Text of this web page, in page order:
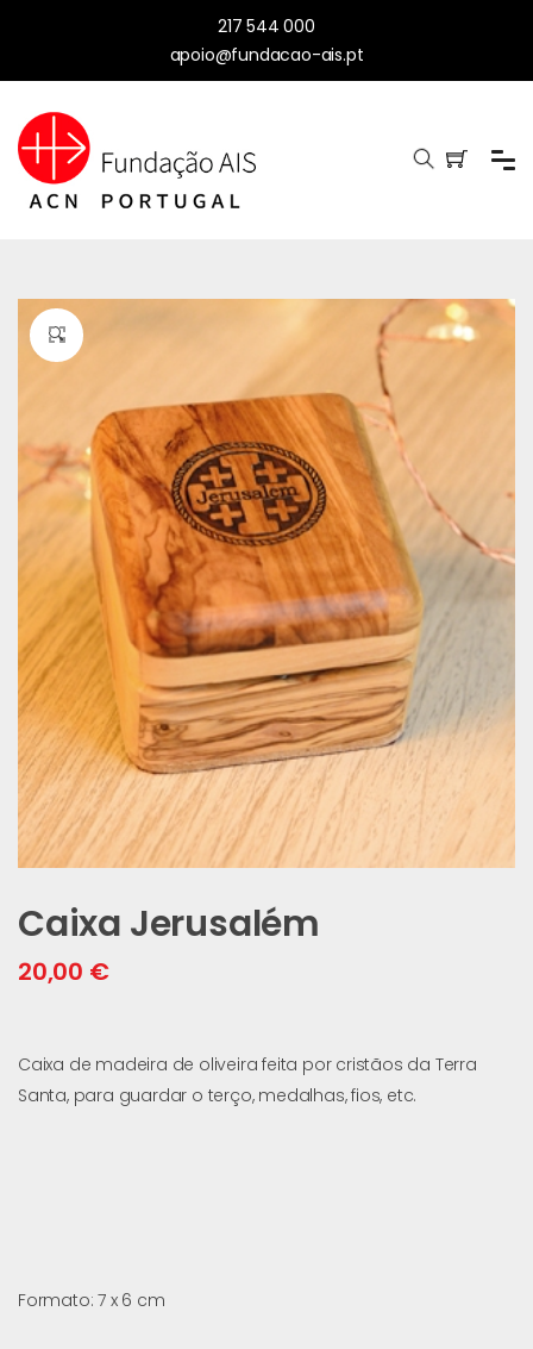
217 544 000
apoio@fundacao-ais.pt
🔍
Caixa Jerusalém
20,00 €
Caixa de madeira de oliveira feita por cristãos da Terra
Santa, para guardar o terço, medalhas, fios, etc.
Formato: 7 x 6 cm